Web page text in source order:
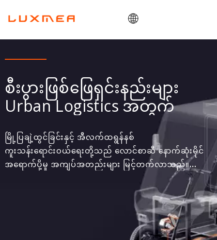
ကုန်တင်ဘီး
ရှိမှာပေါ့။
ဘလော့
ဆက်သွယ်ရန်
စီးပွားဖြစ်ဖြေရှင်းနည်းများ
Urban Logistics အတွက်
မြို့ပြချဲ့ထွင်ခြင်းနှင့် အီလက်ထရွန်နစ်
ကူးသန်းရောင်းဝယ်ရေးတို့သည် လောင်စာဆီ နောက်ဆုံးမိုင်
အရောက်ပို့မှု အကျပ်အတည်းများ မြင့်တက်လာသည်။
သဘာဝပတ်ဝန်းကျင်ဆိုင်ရာ စည်းမျဉ်းများဖြင့် ပြင်းထန်လာ
သည်။ Luxmea သည် chainless serial hybrid
powertrain နှင့် modular design ဖြင့် တပ်ဆင်ထားသော
ကုန်တင်စက်ဘီးများမှတဆင့် ရွေ့လျားသွားလာမှု
အကူးအပြောင်းကို မောင်းနှင်ပေးပါသည်။ ကျွန်ုပ်တို့၏